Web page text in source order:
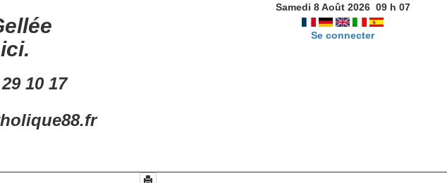
10 17
Samedi 8 Août 2026 09h 07
Se connecter